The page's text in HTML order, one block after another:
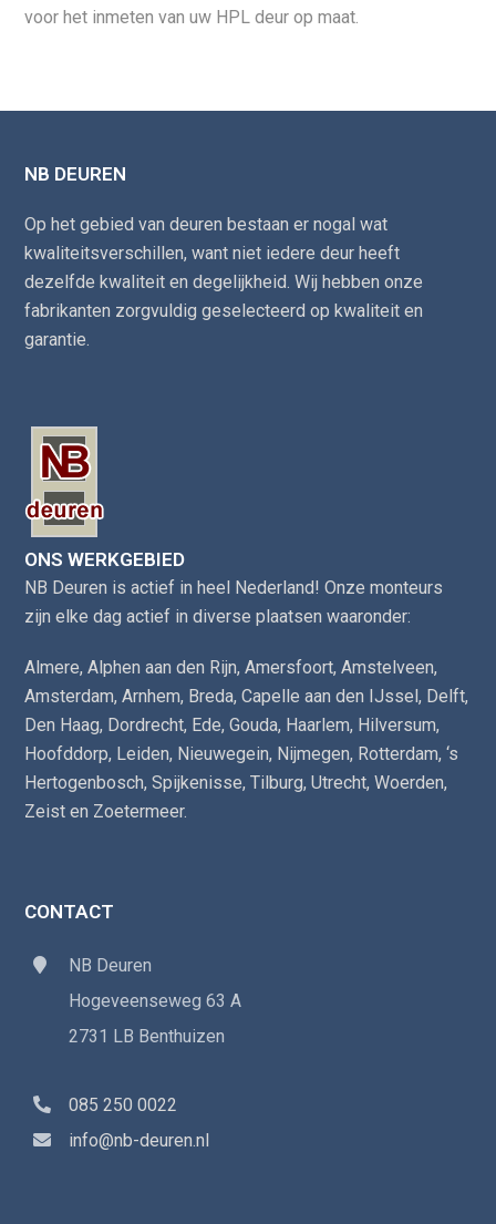
voor het inmeten van uw HPL deur op maat.
NB DEUREN
Op het gebied van deuren bestaan er nogal wat
kwaliteitsverschillen, want niet iedere deur heeft
dezelfde kwaliteit en degelijkheid. Wij hebben onze
fabrikanten zorgvuldig geselecteerd op kwaliteit en
garantie.
ONS WERKGEBIED
NB Deuren is actief in heel Nederland! Onze monteurs
zijn elke dag actief in diverse plaatsen waaronder:
Almere,Alphen aan den Rijn,Amersfoort,Amstelveen,
Amsterdam,Arnhem, Breda,Capelle aan den IJssel, Delft,
Den Haag, Dordrecht, Ede,Gouda, Haarlem, Hilversum,
Hoofddorp, Leiden, Nieuwegein, Nijmegen, Rotterdam,‘s
Hertogenbosch,Spijkenisse,Tilburg,Utrecht,Woerden,
Zeist en Zoetermeer.
CONTACT
NB Deuren
Hogeveenseweg 63 A
2731 LB Benthuizen
085 250 0022
info@nb-deuren.nl